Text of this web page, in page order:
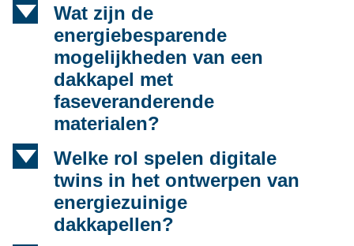
d
Wat zijn de
energiebesparende
mogelijkheden van een
dakkapel met
faseveranderende
materialen?
d
Welke rol spelen digitale
twins in het ontwerpen van
energiezuinige
dakkapellen?